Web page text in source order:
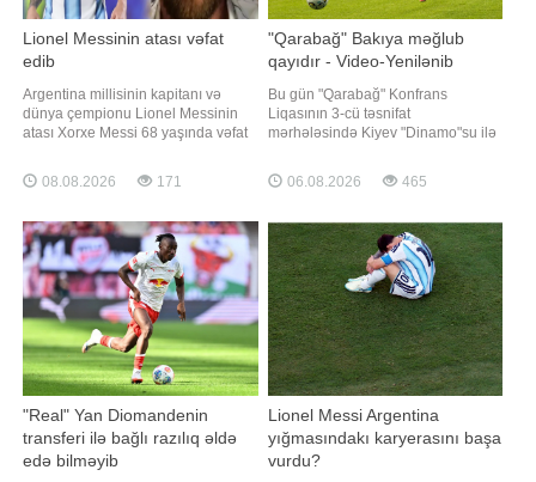
Lionel Messinin atası vəfat
edib
Argentina millisinin kapitanı və
dünya çempionu Lionel Messinin
atası Xorxe Messi 68 yaşında vəfat
barədə "Infobae" məlumat yayıb.
Məlumata görə, Xorxe Messi uzun
şəhərindəki klinikalardan birində
dünyasını dəyişib
08.08.2026 171
"Qarabağ" Bakıya məğlub
qayıdır - Video-Yenilənib
Bu gün "Qarabağ" Konfrans
Liqasının 3-cü təsnifat
mərhələsində Kiyev "Dinamo"su ilə
xəbər verir ki, Polşanın Lublin
şəhərindəki "Lublin Arena"da
21:00-da start götürəcək. Matçı
danimarkalı hakimlə
06.08.2026 465
"Real" Yan Diomandenin
transferi ilə bağlı razılıq əldə
edə bilməyib
Lionel Messi Argentina
yığmasındakı karyerasını başa
vurdu?